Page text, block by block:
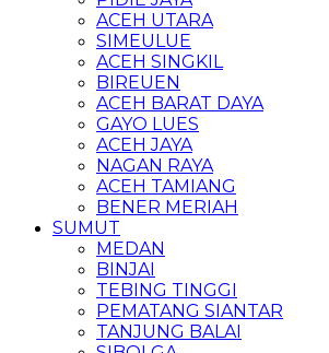
ACEH UTARA
SIMEULUE
ACEH SINGKIL
BIREUEN
ACEH BARAT DAYA
GAYO LUES
ACEH JAYA
NAGAN RAYA
ACEH TAMIANG
BENER MERIAH
SUMUT
MEDAN
BINJAI
TEBING TINGGI
PEMATANG SIANTAR
TANJUNG BALAI